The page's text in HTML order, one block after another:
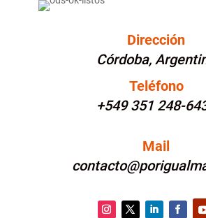
Dirección
Córdoba,
Teléfono
+549 351 248-
Mail